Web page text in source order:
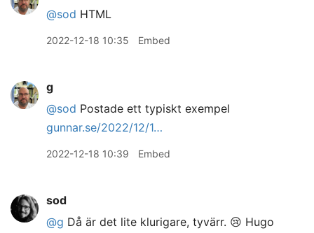
@sod HTML
2022-12-18 10:35 Embed
g
@sod Postade ett typiskt exempel
gunnar.se/2022/12/1…
2022-12-18 10:39 Embed
sod
@g Då är det lite klurigare, tyvärr. 😢 Hugo